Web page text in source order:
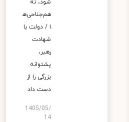
شود، نه
هم‌جناحی‌ه
ا / دولت با
شهادت
رهبر،
پشتوانه
بزرگی را از
دست داد
1405/05/
14